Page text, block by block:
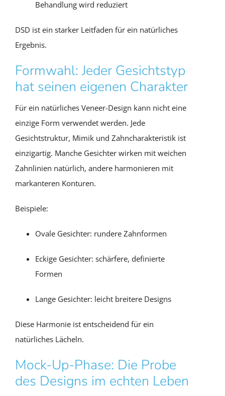
Behandlung wird reduziert
DSD ist ein starker Leitfaden für ein natürliches
Ergebnis.
Formwahl: Jeder Gesichtstyp
hat seinen eigenen Charakter
Für ein natürliches Veneer-Design kann nicht eine
einzige Form verwendet werden. Jede
Gesichtstruktur, Mimik und Zahncharakteristik ist
einzigartig. Manche Gesichter wirken mit weichen
Zahnlinien natürlich, andere harmonieren mit
markanteren Konturen.
Beispiele:
Ovale Gesichter: rundere Zahnformen
Eckige Gesichter: schärfere, definierte
Formen
Lange Gesichter: leicht breitere Designs
Diese Harmonie ist entscheidend für ein
natürliches Lächeln.
Mock-Up-Phase: Die Probe
des Designs im echten Leben